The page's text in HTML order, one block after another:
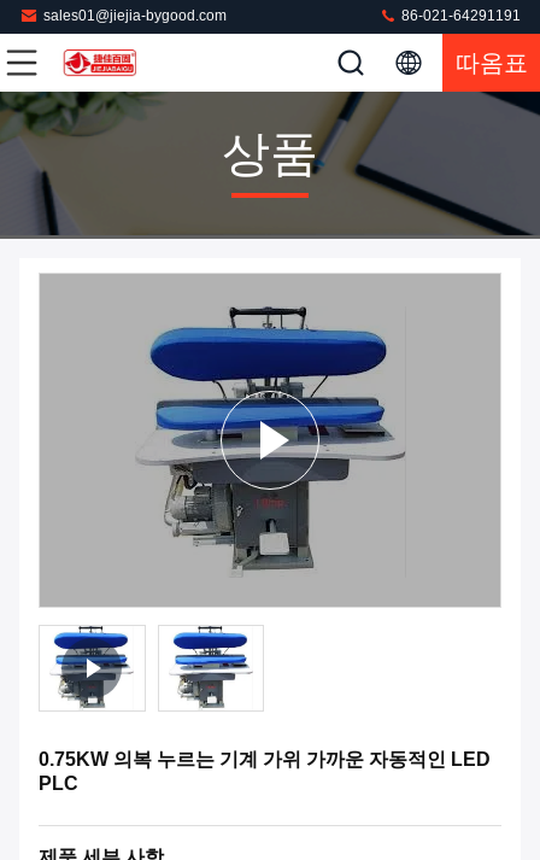
sales01@jiejia-bygood.com 86-021-64291191
따옴표
상품
0.75KW 의복 누르는 기계 가위 가까운 자동적인 LED
PLC